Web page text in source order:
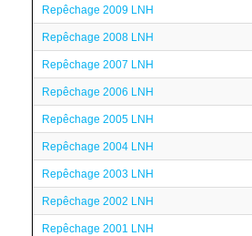
Repêchage 2009 LNH
Repêchage 2008 LNH
Repêchage 2007 LNH
Repêchage 2006 LNH
Repêchage 2005 LNH
Repêchage 2004 LNH
Repêchage 2003 LNH
Repêchage 2002 LNH
Repêchage 2001 LNH